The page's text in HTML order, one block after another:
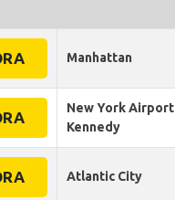
Manhattan
New York Airport
Kennedy
Atlantic City